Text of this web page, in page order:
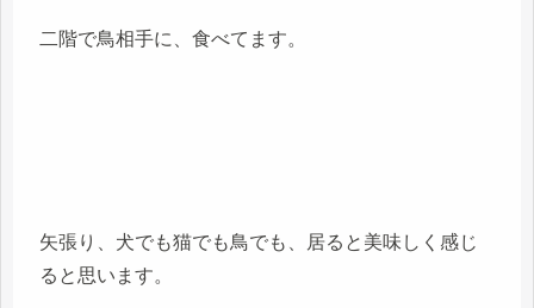
二階で鳥相手に、食べてます。
矢張り、犬でも猫でも鳥でも、居ると美味しく感じ
ると思います。